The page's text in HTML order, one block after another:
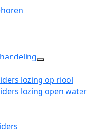
dropdown
menu
lozing op riool
lozing open water